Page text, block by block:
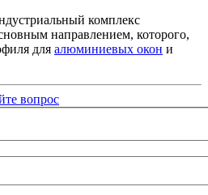
комплекс
направлением, которого,
для алюминиевых окон и
вопрос